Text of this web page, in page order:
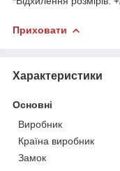
Приховати
Характеристики
Основні
Виробник
Країна виробник
Замок